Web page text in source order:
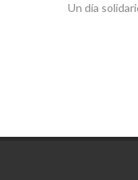
Un día